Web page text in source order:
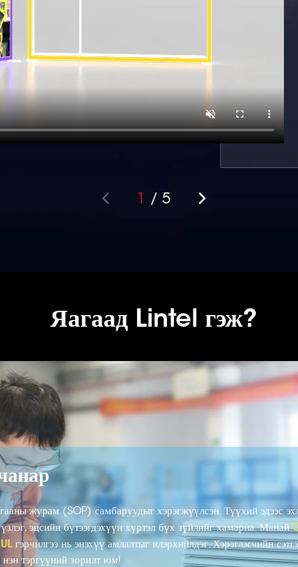
1 / 5
Яагаад Lintel гэж?
журам (SOP) самбаруудыг хэрэгжүүлсэн. Түүхий эдээс
эцсийн бүтээгдэхүүн хүртэл бүх зүйлийг хамарна. Манай
гэрчилгээ нь энэхүү амлалтыг илэрхийлдэг. Хэрэглэгчийн
тэргүүний зорилт юм!